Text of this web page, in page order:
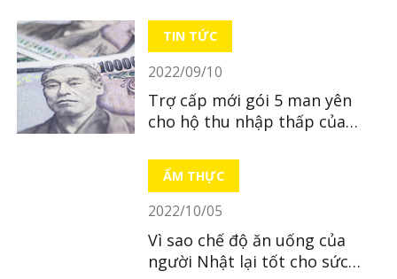
TIN TỨC
2022/09/10
Trợ cấp mới gói 5 man yên
cho hộ thu nhập thấp của
ẨM THỰC
2022/10/05
Vì sao chế độ ăn uống của
người Nhật lại tốt cho sức